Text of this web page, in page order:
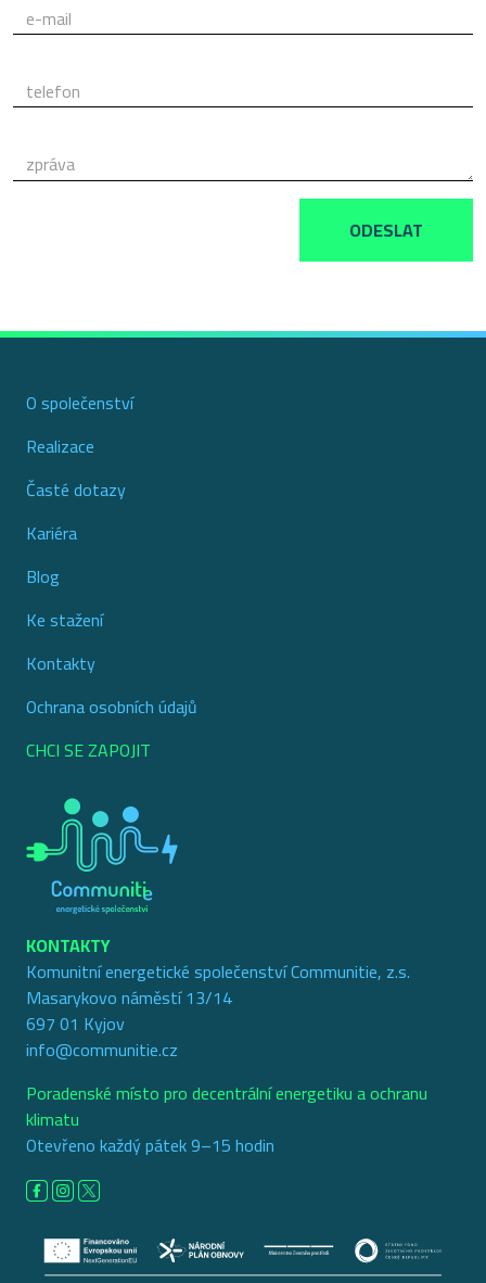
e-mail
telefon
zpráva
ODESLAT
O společenství
Realizace
Časté dotazy
Kariéra
Blog
Ke stažení
Kontakty
Ochrana osobních údajů
CHCI SE ZAPOJIT
KONTAKTY
Komunitní energetické společenství Communitie, z.s.
Masarykovo náměstí 13/14
697 01 Kyjov
info@communitie.cz
Poradenské místo pro decentrální energetiku a ochranu
klimatu
Otevřeno každý pátek 9–15 hodin